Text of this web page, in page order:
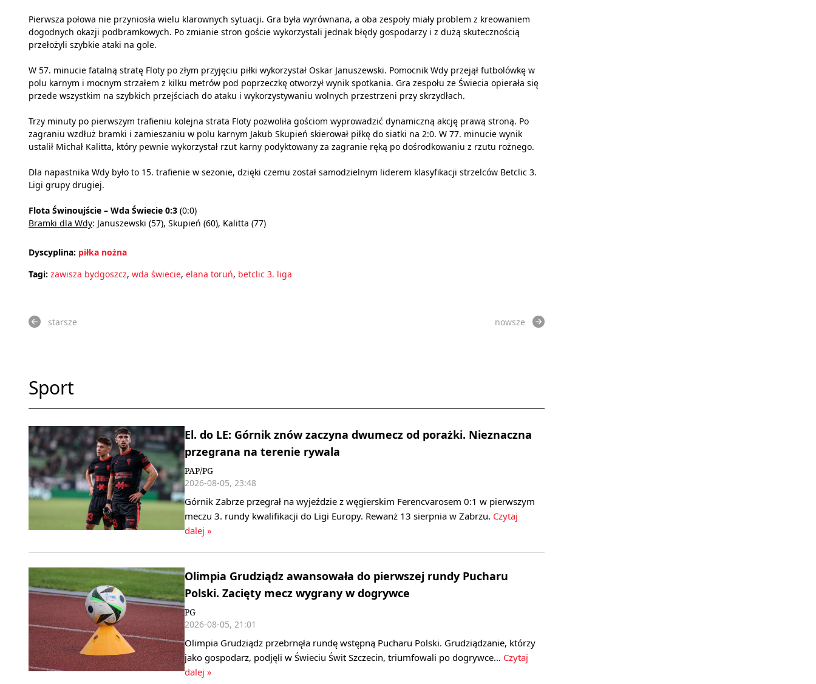
Pierwsza połowa nie przyniosła wielu klarownych sytuacji. Gra była wyrównana, a oba zespoły miały problem z kreowaniem
dogodnych okazji podbramkowych. Po zmianie stron goście wykorzystali jednak błędy gospodarzy i z dużą skutecznością
przełożyli szybkie ataki na gole.
W 57. minucie fatalną stratę Floty po złym przyjęciu piłki wykorzystał Oskar Januszewski. Pomocnik Wdy przejął futbolówkę w
polu karnym i mocnym strzałem z kilku metrów pod poprzeczkę otworzył wynik spotkania. Gra zespołu ze Świecia opierała się
przede wszystkim na szybkich przejściach do ataku i wykorzystywaniu wolnych przestrzeni przy skrzydłach.
Trzy minuty po pierwszym trafieniu kolejna strata Floty pozwoliła gościom wyprowadzić dynamiczną akcję prawą stroną. Po
zagraniu wzdłuż bramki i zamieszaniu w polu karnym Jakub Skupień skierował piłkę do siatki na 2:0. W 77. minucie wynik
ustalił Michał Kalitta, który pewnie wykorzystał rzut karny podyktowany za zagranie ręką po dośrodkowaniu z rzutu rożnego.
Dla napastnika Wdy było to 15. trafienie w sezonie, dzięki czemu został samodzielnym liderem klasyfikacji strzelców Betclic 3.
Ligi grupy drugiej.
Flota Świnoujście – Wda Świecie 0:3 (0:0)
Bramki dla Wdy: Januszewski (57), Skupień (60), Kalitta (77)
Dyscyplina: piłka nożna
Tagi: zawisza bydgoszcz, wda świecie, elana toruń, betclic 3. liga
starsze nowsze
Sport
El. do LE: Górnik znów zaczyna dwumecz od porażki. Nieznaczna
przegrana na terenie rywala
PAP/PG
2026-08-05, 23:48
Górnik Zabrze przegrał na wyjeździe z węgierskim Ferencvarosem 0:1 w pierwszym
meczu 3. rundy kwalifikacji do Ligi Europy. Rewanż 13 sierpnia w Zabrzu. Czytaj
dalej »
Olimpia Grudziądz awansowała do pierwszej rundy Pucharu
Polski. Zacięty mecz wygrany w dogrywce
PG
2026-08-05, 21:01
Olimpia Grudziądz przebrnęła rundę wstępną Pucharu Polski. Grudziądzanie, którzy
jako gospodarz, podjęli w Świeciu Świt Szczecin, triumfowali po dogrywce… Czytaj
dalej »